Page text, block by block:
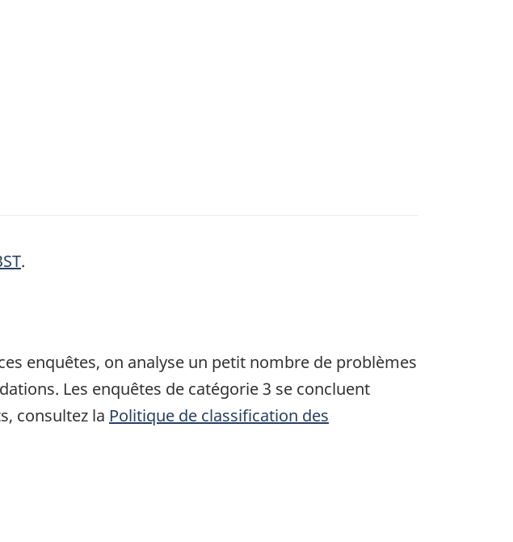
.
enquêtes, on analyse un petit nombre de problèmes
Les enquêtes de catégorie 3 se concluent
consultez la Politique de classification des